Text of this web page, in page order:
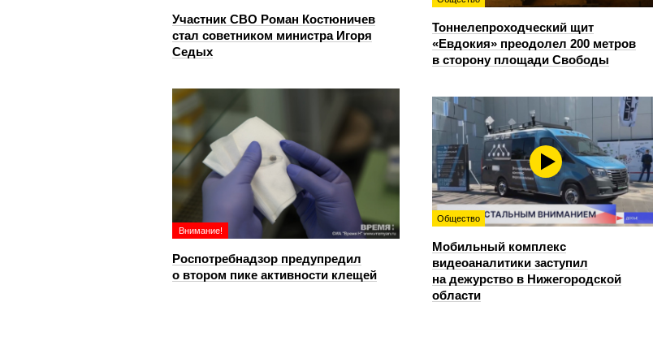
Участник СВО Роман Костюничев
стал советником министра Игоря
Седых
Тоннелепроходческий щит
«Евдокия» преодолел 200 метров
в сторону площади Свободы
Внимание!
Роспотребнадзор предупредил
о втором пике активности клещей
Общество
Мобильный комплекс
видеоаналитики заступил
на дежурство в Нижегородской
области